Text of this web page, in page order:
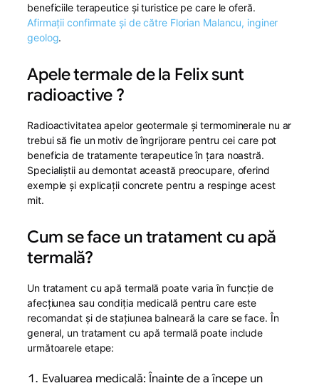
beneficiile terapeutice și turistice pe care le oferă.
Afirmații confirmate și de către Florian Malancu, inginer
geolog.
Apele termale de la Felix sunt
radioactive ?
Radioactivitatea apelor geotermale și termominerale nu ar
trebui să fie un motiv de îngrijorare pentru cei care pot
beneficia de tratamente terapeutice în țara noastră.
Specialiștii au demontat această preocupare, oferind
exemple și explicații concrete pentru a respinge acest
mit.
Cum se face un tratament cu apă
termală?
Un tratament cu apă termală poate varia în funcție de
afecțiunea sau condiția medicală pentru care este
recomandat și de stațiunea balneară la care se face. În
general, un tratament cu apă termală poate include
următoarele etape:
Evaluarea medicală: Înainte de a începe un